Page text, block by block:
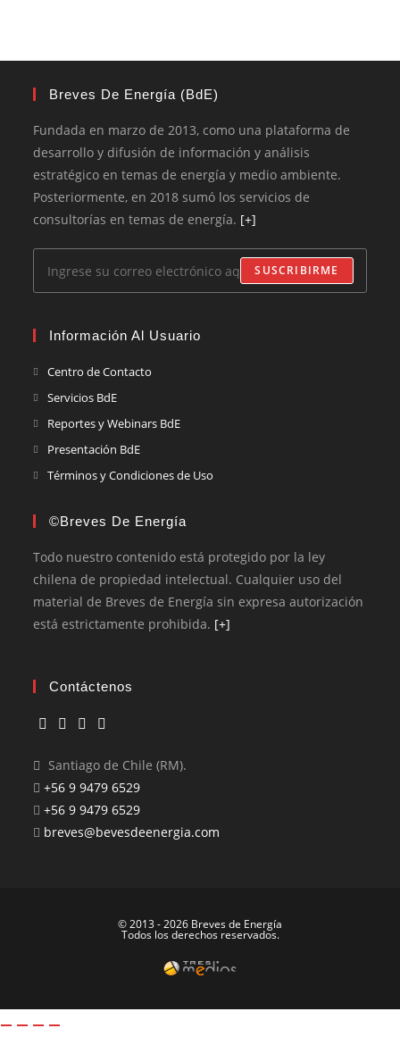
Breves De Energía (BdE)
Fundada en marzo de 2013, como una plataforma de
desarrollo y difusión de información y análisis
estratégico en temas de energía y medio ambiente.
Posteriormente, en 2018 sumó los servicios de
consultorías en temas de energía. [+]
SUSCRIBIRME
Información Al Usuario
Centro de Contacto
Servicios BdE
Reportes y Webinars BdE
Presentación BdE
Términos y Condiciones de Uso
©Breves De Energía
Todo nuestro contenido está protegido por la ley
chilena de propiedad intelectual. Cualquier uso del
material de Breves de Energía sin expresa autorización
está estrictamente prohibida. [+]
Contáctenos
Santiago de Chile (RM).
+56 9 9479 6529
+56 9 9479 6529
breves@bevesdeenergia.com
© 2013 - 2026 Breves de Energía
Todos los derechos reservados.